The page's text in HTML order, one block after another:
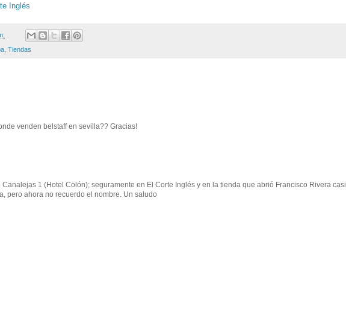
Inglés
Tiendas
venden belstaff en sevilla?? Gracias!
Canalejas 1 (Hotel Colón); seguramente en El Corte Inglés y en la tienda que abrió Francisco Rivera casi
pero ahora no recuerdo el nombre. Un saludo